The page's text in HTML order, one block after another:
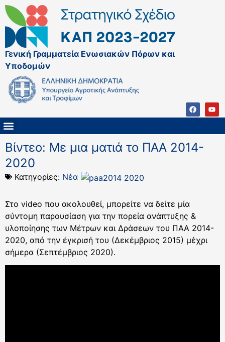
Γενική Γραμματεία Ενωσιακών Πόρων και
Υποδομών
Βίντεο: Με μια ματιά το ΠΑΑ 2014-
2020
Κατηγορίες: Νέα
Στο video που ακολουθεί, μπορείτε να δείτε μία
σύντομη παρουσίαση για την πορεία ανάπτυξης &
υλοποίησης των Μέτρων και Δράσεων του ΠΑΑ 2014-
2020, από την έγκρισή του (Δεκέμβριος 2015) μέχρι
σήμερα (Σεπτέμβριος 2020).